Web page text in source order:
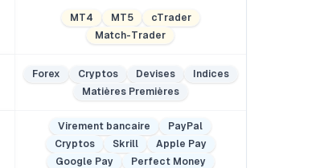
MT4 MT5
cTrader
Match-Trader
Forex Cryptos Devises
Indices
Matières Premières
Virement bancaire
PayPal
Cryptos
Skrill
Apple Pay
Google Pay
Perfect Money